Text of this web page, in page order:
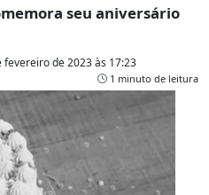
seu aniversário
fevereiro de 2023 às 17:23
1 minuto de leitura